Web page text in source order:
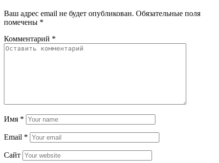
Ваш адрес email не будет опубликован. Обязательные поля
помечены *
Комментарий *
Имя *
Email *
Сайт